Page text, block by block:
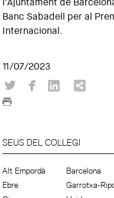
Banc Sabadell per al
Internacional.
11/07/2023
SEUS DEL COL·LEGI
Alt Empordà
Barcelona
Ebre
Garrotxa-